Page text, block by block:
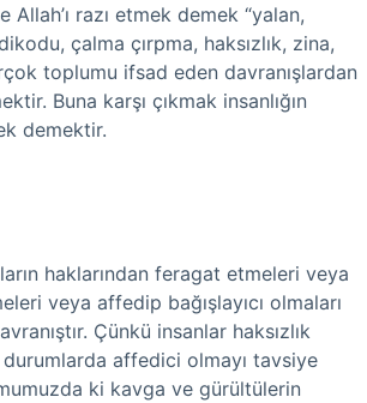
razı etmek demek “yalan,
çalma çırpma, haksızlık, zina,
toplumu ifsad eden davranışlardan
Buna karşı çıkmak insanlığın
demektir.
haklarından feragat etmeleri veya
veya affedip bağışlayıcı olmaları
Çünkü insanlar haksızlık
durumlarda affedici olmayı tavsiye
ki kavga ve gürültülerin